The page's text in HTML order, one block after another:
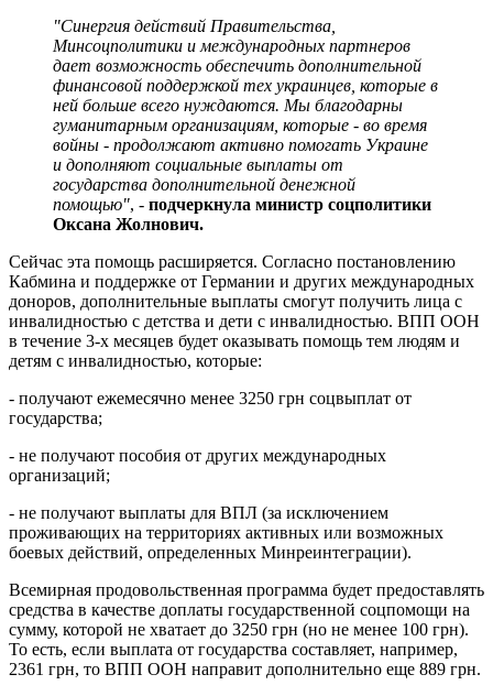
"Синергия действий Правительства,
Минсоцполитики и международных партнеров
дает возможность обеспечить дополнительной
финансовой поддержкой тех украинцев, которые в
ней больше всего нуждаются. Мы благодарны
гуманитарным организациям, которые - во время
войны - продолжают активно помогать Украине
и дополняют социальные выплаты от
государства дополнительной денежной
помощью", - подчеркнула министр соцполитики
Оксана Жолнович.
Сейчас эта помощь расширяется. Согласно постановлению
Кабмина и поддержке от Германии и других международных
доноров, дополнительные выплаты смогут получить лица с
инвалидностью с детства и дети с инвалидностью. ВПП ООН
в течение 3-х месяцев будет оказывать помощь тем людям и
детям с инвалидностью, которые:
- получают ежемесячно менее 3250 грн соцвыплат от
государства;
- не получают пособия от других международных
организаций;
- не получают выплаты для ВПЛ (за исключением
проживающих на территориях активных или возможных
боевых действий, определенных Минреинтеграции).
Всемирная продовольственная программа будет предоставлять
средства в качестве доплаты государственной соцпомощи на
сумму, которой не хватает до 3250 грн (но не менее 100 грн).
То есть, если выплата от государства составляет, например,
2361 грн, то ВПП ООН направит дополнительно еще 889 грн.